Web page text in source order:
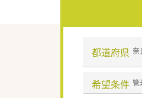
都道府県 奈
希望条件